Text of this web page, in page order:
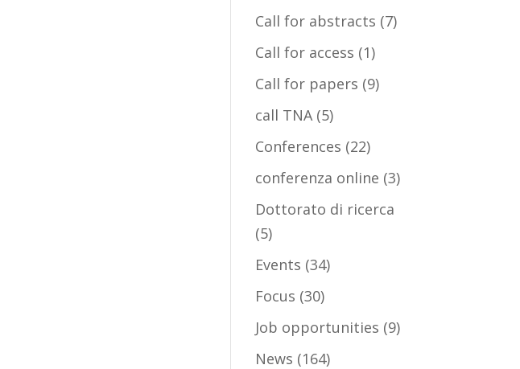
Call for abstracts (7)
Call for access (1)
Call for papers (9)
call TNA(5)
Conferences (22)
conferenza online (3)
Dottorato di ricerca
(5)
Events (34)
Focus (30)
Job opportunities (9)
News (164)